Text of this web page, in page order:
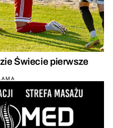
Świecie pierwsze